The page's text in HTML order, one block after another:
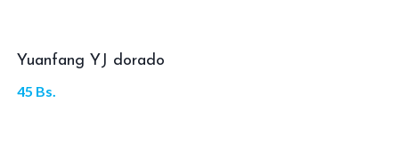
Yuanfang YJ dorado
45 Bs.